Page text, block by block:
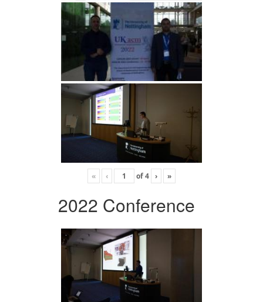
« ‹ of4 › »
2022 Conference